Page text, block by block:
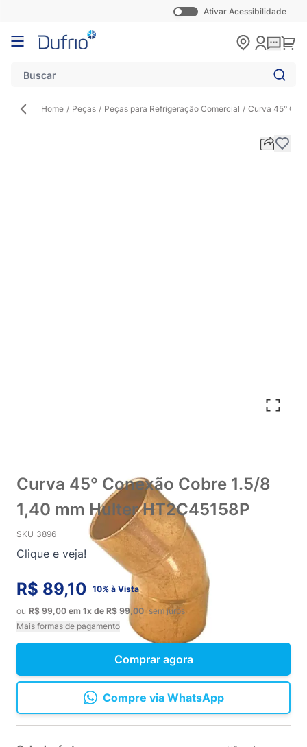
Ativar Acessibilidade
Pular para o conteúdo
Home / Peças / Peças para Refrigeração Comercial / Curva 45°
Curva 45° Conexão Cobre 1.5/8
1,40 mm Hulter HT2C45158P
SKU 3896
Clique e veja!
Comprar agora
R$ 89,10 10% à Vista
ou R$ 99,00 em 1x de R$ 99,00 sem juros
Mais formas de pagamento
Compre via WhatsApp